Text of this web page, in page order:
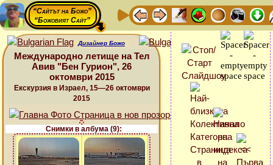
“Сайтът на Божо”
“Божовият Сайт”
Дизайнер Божо
Международно летище на Тел
Авив "Бен Гурион", 26
октомври 2015
Екскурзия в Израел, 15—26 октомври
2015
Снимки в албума (9):